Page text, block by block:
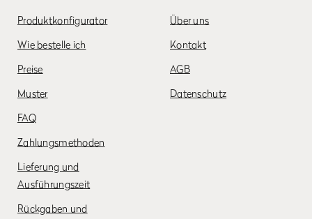
Produktkonfigurator
Wie bestelle ich
Preise
Muster
FAQ
Zahlungsmethoden
Lieferung und
Ausführungszeit
Rückgaben und
Über uns
Kontakt
AGB
Datenschutz